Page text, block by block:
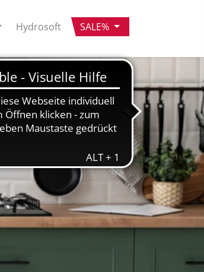
Hydrosoft SALE%